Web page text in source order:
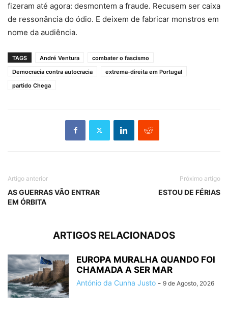
fizeram até agora: desmontem a fraude. Recusem ser caixa
de ressonância do ódio. E deixem de fabricar monstros em
nome da audiência.
TAGS André Ventura
combater o fascismo
Democracia contra autocracia
extrema-direita em Portugal
partido Chega
Artigo anterior
AS GUERRAS VÃO ENTRAR
EM ÓRBITA
Próximo artigo
ESTOU DE FÉRIAS
ARTIGOS RELACIONADOS
EUROPA MURALHA QUANDO FOI
CHAMADA A SER MAR
António da Cunha Justo - 9 de Agosto, 2026